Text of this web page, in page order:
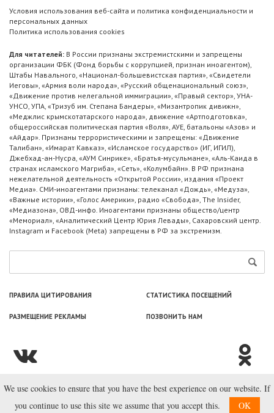
Условия использования веб-сайта и политика конфиденциальности и
персональных данных
Политика использования cookies
Для читателей: В России признаны экстремистскими и запрещены
организации ФБК (Фонд борьбы с коррупцией, признан иноагентом),
Штабы Навального, «Национал-большевистская партия», «Свидетели
Иеговы», «Армия воли народа», «Русский общенациональный союз»,
«Движение против нелегальной иммиграции», «Правый сектор», УНА-
УНСО, УПА, «Тризуб им. Степана Бандеры», «Мизантропик дивижн»,
«Меджлис крымскотатарского народа», движение «Артподготовка»,
общероссийская политическая партия «Воля», АУЕ, батальоны «Азов» и
«Айдар». Признаны террористическими и запрещены: «Движение
Талибан», «Имарат Кавказ», «Исламское государство» (ИГ, ИГИЛ),
Джебхад-ан-Нусра, «АУМ Синрике», «Братья-мусульмане», «Аль-Каида в
странах исламского Магриба», «Сеть», «Колумбайн». В РФ признана
нежелательной деятельность «Открытой России», издания «Проект
Медиа». СМИ-иноагентами признаны: телеканал «Дождь», «Медуза»,
«Важные истории», «Голос Америки», радио «Свобода», The Insider,
«Медиазона», ОВД-инфо. Иноагентами признаны общество/центр
«Мемориал», «Аналитический Центр Юрия Левады», Сахаровский центр.
Instagram и Facebook (Metа) запрещены в РФ за экстремизм.
ПРАВИЛА ЦИТИРОВАНИЯ СТАТИСТИКА ПОСЕЩЕНИЙ
РАЗМЕЩЕНИЕ РЕКЛАМЫ ПОЗВОНИТЬ НАМ
© ООО «Лаборатория Новоcтей», 2003—2026.
We use cookies to ensure that you have the best experience on our website. If
you continue to use this site we assume that you accept this.
OK